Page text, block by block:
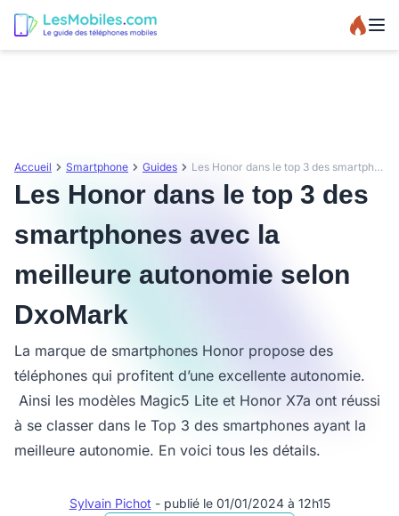
Accueil Smartphone Guides Les Honor dans le top 3 des smartphones avec la meilleure autonomie selon DxoMark
Les Honor dans le top 3 des
smartphones avec la
meilleure autonomie selon
DxoMark
La marque de smartphones Honor propose des
téléphones qui profitent d’une excellente autonomie.
Ainsi les modèles Magic5 Lite et Honor X7a ont réussi
à se classer dans le Top 3 des smartphones ayant la
meilleure autonomie. En voici tous les détails.
Sylvain Pichot - publié le 01/01/2024 à 12h15